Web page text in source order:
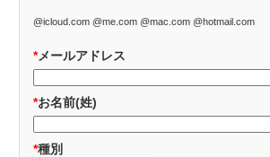
@icloud.com @me.com @mac.com @hotmail.com
*メールアドレス
*お名前(姓)
*種別